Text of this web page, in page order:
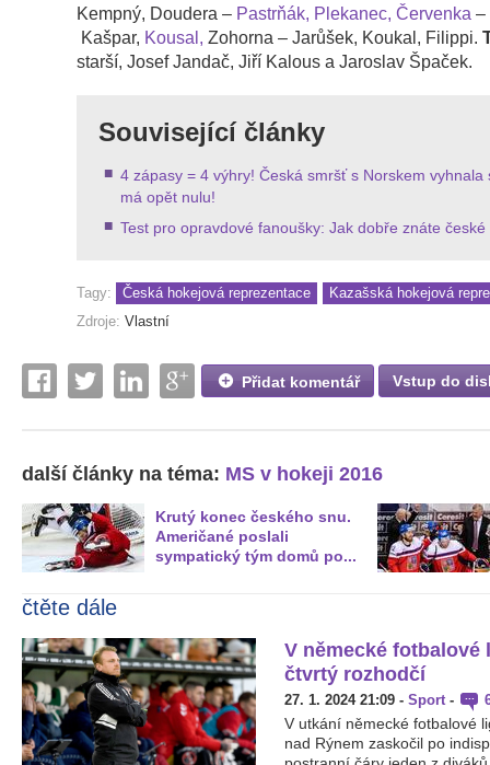
Kempný, Doudera – Pastrňák, Plekanec, Červenka –
Kašpar, Kousal, Zohorna – Jarůšek, Koukal, Filippi.
starší, Josef Jandač, Jiří Kalous a Jaroslav Špaček.
Související články
4 zápasy = 4 výhry! Česká smršť s Norskem
má opět nulu!
Test pro opravdové fanoušky: Jak dobře znáte
Tagy: Česká hokejová reprezentace
Kazašská hokejová
Zdroje: Vlastní
Přidat komentář Vstup do
další články na téma: MS v hokeji 2016
Krutý konec českého snu.
Američané poslali
sympatický tým domů po...
čtěte dále
V německé fotbalové
čtvrtý rozhodčí
27. 1. 2024 21:09 - Sport -
V utkání německé fotbalové
nad Rýnem zaskočil po